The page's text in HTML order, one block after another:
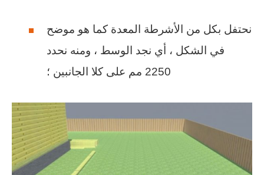
نحتفل بكل من الأشرطة المعدة كما هو موضح
في الشكل ، أي نجد الوسط ، ومنه نحدد
2250 مم على كلا الجانبين ؛